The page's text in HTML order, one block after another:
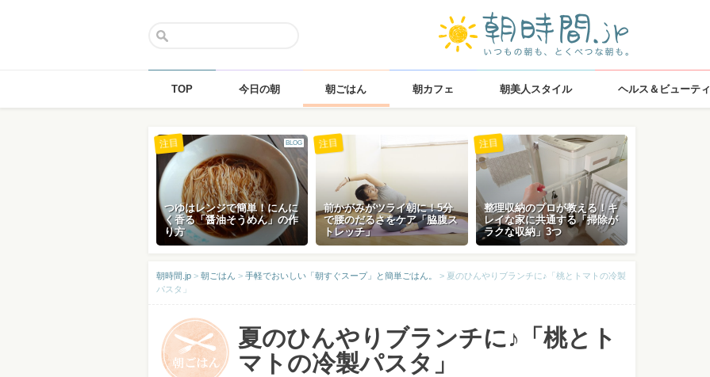
TOP 今日の朝 朝ごはん 朝カフェ 朝美人スタイル ヘルス＆ビューティ
BLOG
つゆはレンジで簡単！にんに
く香る「醤油そうめん」の作
り方
注目
前かがみがツライ朝に！5分
で腰のだるさをケア「脇腹ス
トレッチ」
注目
整理収納のプロが教える！キ
レイな家に共通する「掃除が
ラクな収納」3つ
注目
朝時間.jp > 朝ごはん > 手軽でおいしい「朝すぐスープ」と簡単ごはん。 > 夏のひんやりブランチに♪「桃とトマトの冷製
パスタ」
夏のひんやりブランチに♪「桃とト
マトの冷製パスタ」